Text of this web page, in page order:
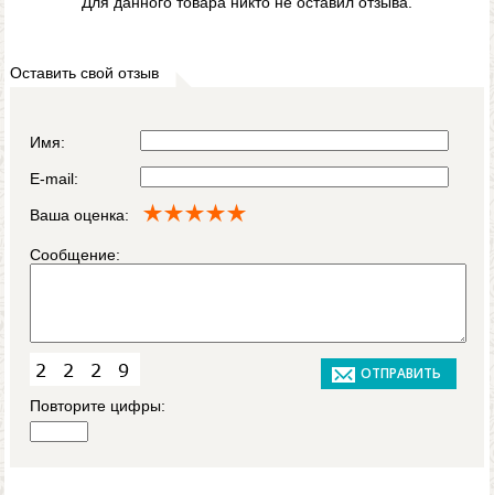
Оставить свой отзыв
Имя:
E-mail:
Ваша оценка:
Сообщение:
Повторите цифры: